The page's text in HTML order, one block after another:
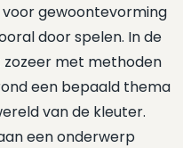
voor gewoontevorming
door spelen. In de
met methoden
een bepaald thema
van de kleuter.
een onderwerp